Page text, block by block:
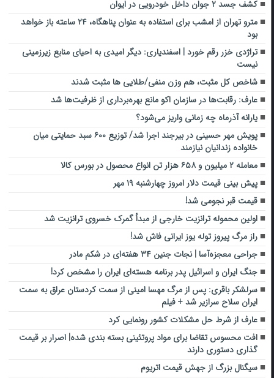
کشف جسد ۲ جوان داخل خودرویی در ایوان
مترو تهران از امشب برای استفاده به عنوان پناهگاه، ۲۴ ساعته باز خواهد
بود
تراژدی خزر رقم خورد | اسفندیاری: دیگر امیدی به احیای منابع زیرزمینی
نیست
شاخص کل مثبت، هم وزن منفی/طلایی ها مثبت شدند
عارف: رقابت‌ها در سازمان اکو مانع بهره‌برداری از ظرفیت‌ها شد
یارانه آذرماه چه زمانی واریز می‌شود؟
پویش مهر حسینی در بیرجند اجرا شد/ توزیع ۶۰۰ سبد حمایتی میان
خانواده زندانیان نیازمند
معامله ۲ میلیون و ۶۵۸ هزار تن انواع محصول در بورس کالا
پیش بینی قیمت دلار امروز چهارشنبه ۱۹ مهر
قیمت قبر نجومی شد!
اولین محموله ترانزیت خارجی از مبدأ گمرک خسروی ترانزیت شد
راز مرگ پیروز توله‌ یوز ایرانی فاش شد!
جراحی معجزه‌آسا | نجات جنین ۳۴ هفته‌ای در شکم مادر
جنگ ایران و اسرائیل پدر برنامه هسته‌ای ایران را مشخص کرد!
سرلشکر باقری: پس از مرگ مهسا امینی از سمت کردستان عراق به سمت
ایران سلاح سرازیر شد + فیلم
عارف از شرط حل مشکلات کشور رونمایی کرد
افت محسوس تقاضا برای مواد پروتئینی بسته بندی شده| اصرار بر قیمت
گذاری دستوری دارند
سیگنال بزرگ از جهش قیمت اتریوم